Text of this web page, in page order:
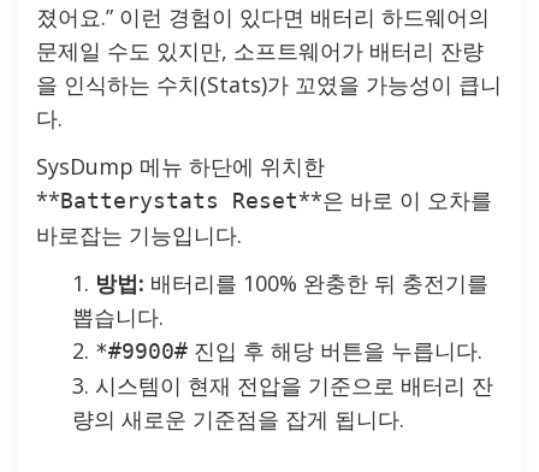
졌어요.” 이런 경험이 있다면 배터리 하드웨어의
문제일 수도 있지만, 소프트웨어가 배터리 잔량
을 인식하는 수치(Stats)가 꼬였을 가능성이 큽니
다.
SysDump 메뉴 하단에 위치한
**Batterystats Reset**은 바로 이 오차를
바로잡는 기능입니다.
방법: 배터리를 100% 완충한 뒤 충전기를
뽑습니다.
*#9900# 진입 후 해당 버튼을 누릅니다.
시스템이 현재 전압을 기준으로 배터리 잔
량의 새로운 기준점을 잡게 됩니다.